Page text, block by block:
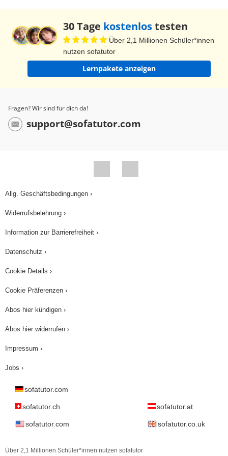
30 Tage kostenlostesten
Über 2,1 Millionen Schüler*innen
nutzen sofatutor
Lernpakete anzeigen
Fragen? Wir sind für dich da!
support@sofatutor.com
Allg. Geschäftsbedingungen ›
Widerrufsbelehrung ›
Information zur Barrierefreiheit ›
Datenschutz ›
Cookie Details ›
Cookie Präferenzen ›
Abos hier kündigen ›
Abos hier widerrufen ›
Impressum ›
Jobs ›
sofatutor.com
sofatutor.ch sofatutor.at
sofatutor.com sofatutor.co.uk
Über 2,1 Millionen Schüler*innen nutzen sofatutor